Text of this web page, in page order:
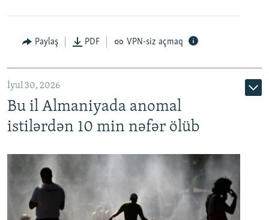
Paylaş PDF VPN-siz açmaq
İyul 30, 2026
Bu il Almaniyada anomal
istilərdən 10 min nəfər ölüb